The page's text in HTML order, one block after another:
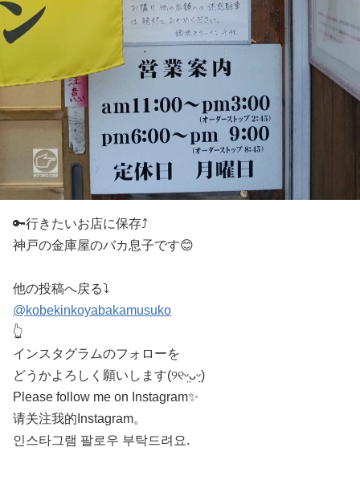
🔑行きたいお店に保存⤴️
神戸の金庫屋のバカ息子です😊
他の投稿へ戻る⤵
@kobekinkoyabakamusuko
👆
インスタグラムのフォローを
どうかよろしく願いします(୨୧ᵕ̤ᴗᵕ̤)
Please follow me on Instagram✨
请关注我的Instagram。
인스타그램 팔로우 부탁드려요.